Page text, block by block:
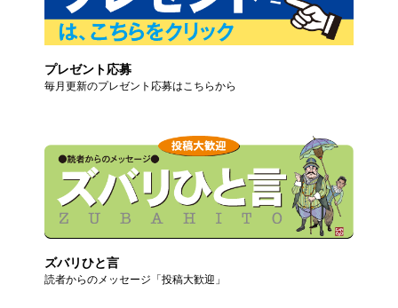
プレゼント応募
毎月更新のプレゼント応募はこちらから
ズバリひと言
読者からのメッセージ「投稿大歓迎」